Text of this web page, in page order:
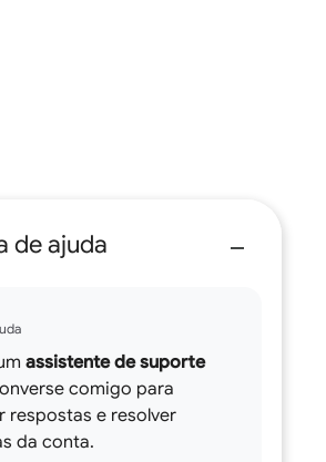
português (Brasil)‎
de ajuda
assistente de suporte
comigo para
respostas e resolver
da conta.